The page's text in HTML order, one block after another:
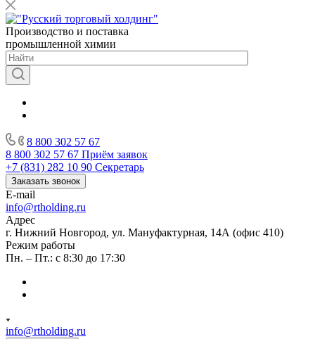
Производство и поставка
промышленной химии
8 800 302 57 67
8 800 302 57 67 Приём заявок
+7 (831) 282 10 90 Секретарь
Заказать звонок
E-mail
info@rtholding.ru
Адрес
г. Нижний Новгород, ул. Мануфактурная, 14А (офис 410)
Режим работы
Пн. – Пт.: с 8:30 до 17:30
info@rtholding.ru